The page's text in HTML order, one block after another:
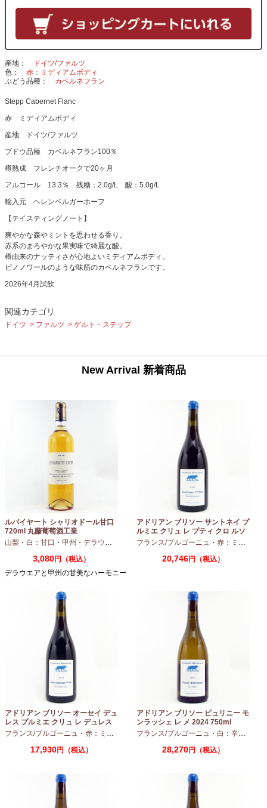
産地
ドイツ/ファルツ
色
赤：ミディアムボディ
ぶどう品種
カベルネフラン
Stepp Cabernet Flanc
赤 ミディアムボディ
産地 ドイツ/ファルツ
ブドウ品種 カベルネフラン100％
樽熟成 フレンチオークで20ヶ月
アルコール 13.3％ 残糖：2.0g/L 酸：5.0g/L
輸入元 ヘレンベルガーホーフ
【テイスティングノート】
爽やかな森やミントを思わせる香り。
赤系のまろやかな果実味で綺麗な酸。
樽由来のナッティさが心地よいミディアムボディ。
ピノノワールのような味筋のカベルネフランです。
2026年4月試飲
関連カテゴリ
ドイツ ファルツ ゲルト・ステップ
New Arrival 新着商品
ルバイヤート シャリオドール甘口
720ml 丸藤葡萄酒工業
山梨 ・ 白：甘口 ・ 甲州 ・ デラウエア
3,080円（税込）
デラウエアと甲州の甘美なハーモニー
アドリアン ブリソー サントネイ プ
ルミエ クリュ レ プティ クロ ルソ
ー 2024 750ml
フランス/ブルゴーニュ ・ 赤：ミディアムボディ
20,746円（税込）
アドリアン ブリソー オーセイ デュ
レス プルミエ クリュ レ デュレス
2024 750ml
フランス/ブルゴーニュ ・ 赤：ミディアムボディ ・ピノノワール
17,930円（税込）
アドリアン ブリソー ピュリニー モ
ンラッシェ レ メ 2024 750ml
フランス/ブルゴーニュ ・ 白：辛口
28,270円（税込）